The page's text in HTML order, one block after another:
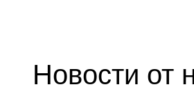
Новости от